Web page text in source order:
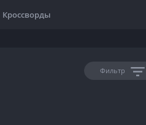
Кроссворды
Фильтр